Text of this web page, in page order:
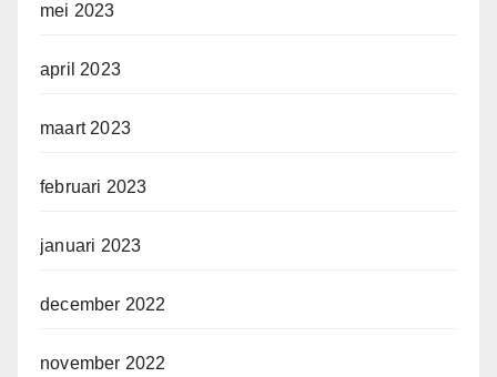
mei 2023
april 2023
maart 2023
februari 2023
januari 2023
december 2022
november 2022